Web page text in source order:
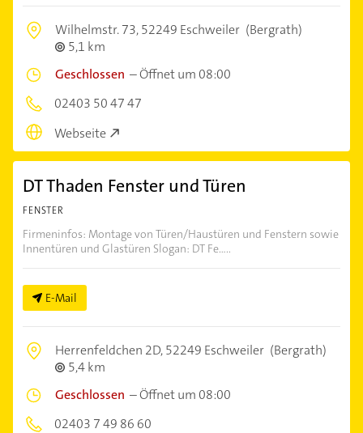
Wilhelmstr. 73,52249 Eschweiler (Bergrath)
5,1 km
Geschlossen –Öffnet um 08:00
02403 50 47 47
Webseite
DT Thaden Fenster und Türen
FENSTER
Firmeninfos: Montage von Türen/Haustüren und Fenstern sowie
Innentüren und Glastüren Slogan: DT Fe.....
E-Mail
Herrenfeldchen 2D,52249 Eschweiler (Bergrath)
5,4 km
Geschlossen –Öffnet um 08:00
02403 7 49 86 60